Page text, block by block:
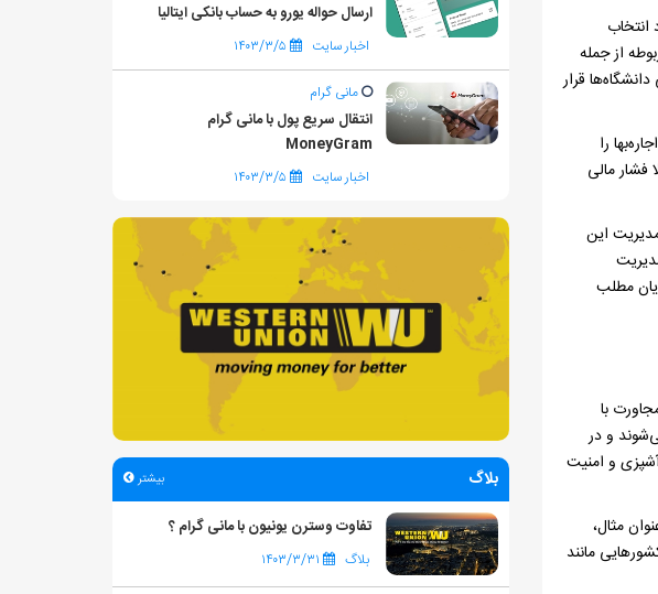
از جمله
قرار
را
فشار مالی
این
مطلب
با
و در
و امنیت
مثال،
مانند
ارسال حواله یورو به حساب بانکی ایتالیا
اخبار سایت ۱۴۰۳/۳/۵
مانی گرام
انتقال سریع پول با مانی گرام
MoneyGram
اخبار سایت ۱۴۰۳/۳/۵
بلاگ بیشتر
تفاوت وسترن یونیون با مانی گرام ؟
بلاگ ۱۴۰۳/۳/۳۱